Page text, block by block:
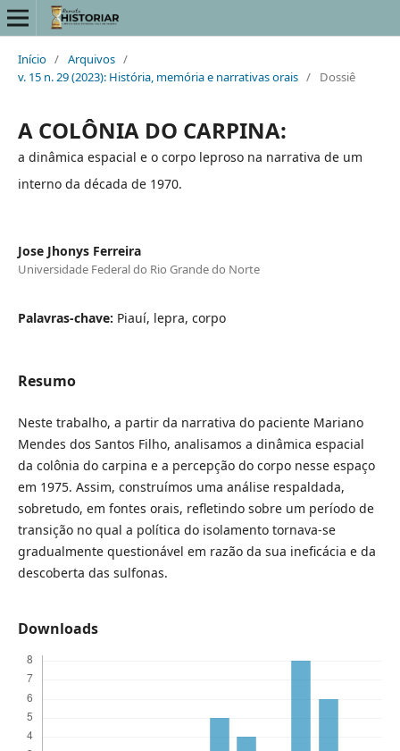
Início / Arquivos /
v. 15 n. 29 (2023): História, memória e narrativas orais / Dossiê
A COLÔNIA DO CARPINA:
a dinâmica espacial e o corpo leproso na narrativa de um
interno da década de 1970.
Jose Jhonys Ferreira
Universidade Federal do Rio Grande do Norte
Palavras-chave: Piauí, lepra, corpo
Resumo
Neste trabalho, a partir da narrativa do paciente Mariano
Mendes dos Santos Filho, analisamos a dinâmica espacial
da colônia do carpina e a percepção do corpo nesse espaço
em 1975. Assim, construímos uma análise respaldada,
sobretudo, em fontes orais, refletindo sobre um período de
transição no qual a política do isolamento tornava-se
gradualmente questionável em razão da sua ineficácia e da
descoberta das sulfonas.
Downloads